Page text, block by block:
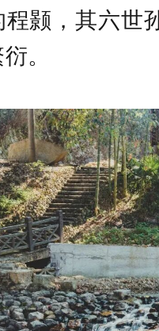
颢，其六世
。